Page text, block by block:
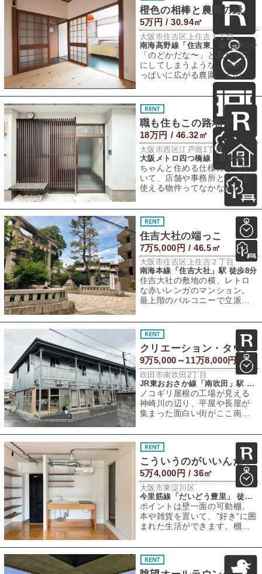
橙色の相棒と農園の緑
5万円 / 30.94㎡
大阪市住吉区上住吉１丁目
南海高野線「住吉東」駅 徒歩5分
「のどかだな〜」と思わず口
にしてしまうような、緑がい
っぱいに広がる農園。土のに
おいがする農園を通り抜けた
先に今回の物件は
職も住もこの路地で
18万円 / 46.32㎡
大阪市西区江戸堀1丁目
大阪メトロ四つ橋線「肥後橋」駅 徒歩2分
ちゃんと住める仕様になって
いて、店舗や事務所としても
使える物件ってなかなかレア
ですよね。職住一体ができる
物件をお探しのあ
住吉大社の端っこ
7万5,000円 / 46.5㎡
大阪市住吉区上住吉２丁目
南海本線「住吉大社」駅 徒歩8分
住吉大社の敷地の横、レトロ
な赤いレンガのマンション。
最上階のバルコニーで立派に
が留まります。マ
クリエーション・タウン
9万5,000～11万8,000円 / 58.38～69.56㎡
吹田市南吹田2丁目
JR東おおさか線「南吹田」駅 徒歩5分
ノコギリ屋根の工場が見える
神崎川の辺り、平屋や長屋が
集まった面白い街がここ南吹
落内に一歩踏み入
こういうのがいいんだ！
5万4,000円 / 36㎡
大阪市東淀川区
今里筋線「だいどう豊里」 徒歩9分
ポイントは壁一面の可動棚。
本や雑貨を置いて、”好き”に囲
まれた生活ができます。棚柱
つけると、ク